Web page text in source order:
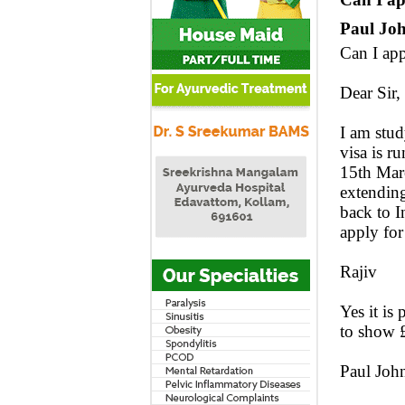
Paul
Can I
Dear Sir,
I am
visa is
15th
back to
apply
Rajiv
Yes it is
to show
Paul